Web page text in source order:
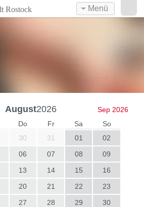
Rostock Menü
August2026
Sep 2026
Do Fr Sa
So
30 31 01
02
06 07 08
09
13 14 15
16
20 21 22
23
27 28 29
30